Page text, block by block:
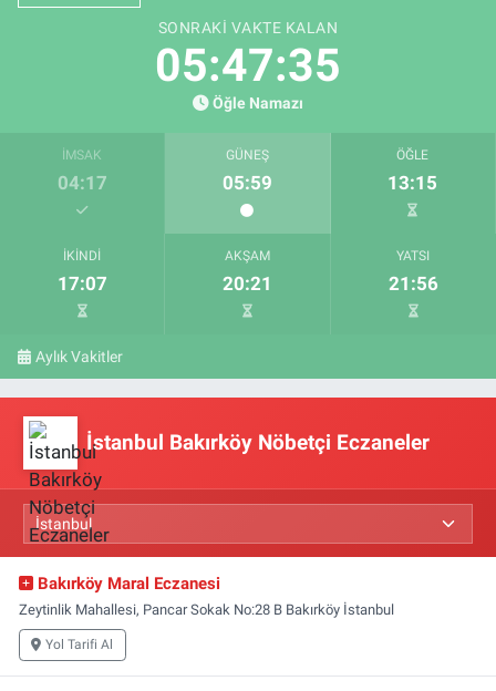
SONRAKI VAKTE KALAN
05:47:34
Öğle Namazı
İMSAK
04:17
GÜNEŞ
05:59
ÖĞLE
13:15
İKINDI
17:07
AKŞAM
20:21
YATSI
21:56
Aylık Vakitler
İstanbul Bakırköy Nöbetçi Eczaneler
Bakırköy Maral Eczanesi
Zeytinlik Mahallesi, Pancar Sokak No:28 B Bakırköy İstanbul
Yol Tarifi Al